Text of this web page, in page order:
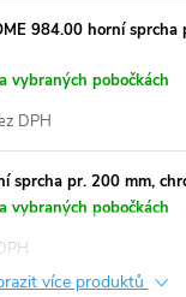
984.00 horní sprcha
vybraných pobočkách
DPH
sprcha pr. 200 mm,
vybraných pobočkách
více produktů